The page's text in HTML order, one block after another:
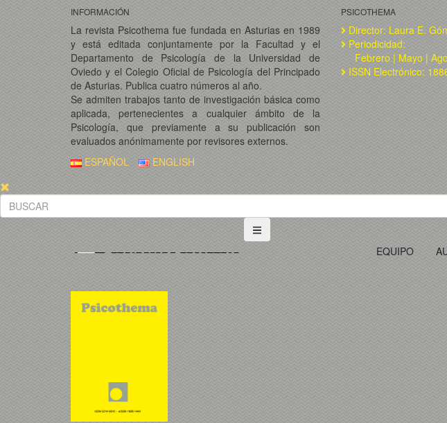
INFORMACIÓN
La revista Psicothema fue fundada en Asturias en 1989
y está editada conjuntamente por la Facultad y el
Departamento de Psicología de la Universidad de
Oviedo y el Colegio Oficial de Psicología del Principado
de Asturias. Publica cuatro números al año.
Se admiten trabajos tanto de investigación básica como
aplicada, pertenecientes a cualquier ámbito de la
Psicología, que previamente a su publicación son
evaluados anónimamente por revisores externos.
PSICOTHEMA
Director: Laura E.
Periodicidad:
Febrero | Mayo |
ISSN Electrónico:
ESPAÑOL ENGLISH
EQUIPO